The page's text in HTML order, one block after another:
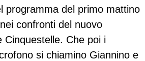
programma del primo mattino
nei confronti del nuovo
Cinquestelle. Che poi i
si chiamino Giannino e